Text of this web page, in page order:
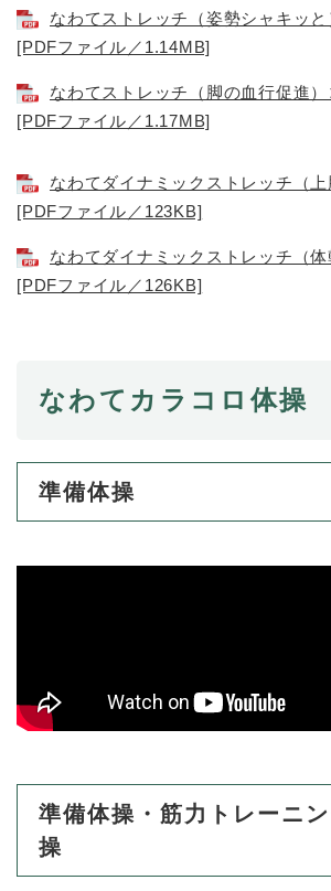
なわてストレッチ（姿勢シャキッ
[PDFファイル／1.14MB]
なわてストレッチ（脚の血行促進
[PDFファイル／1.17MB]
なわてダイナミックストレッチ（
[PDFファイル／123KB]
なわてダイナミックストレッチ（
[PDFファイル／126KB]
なわてカラコロ体操
準備体操
準備体操・筋力トレーニ
操